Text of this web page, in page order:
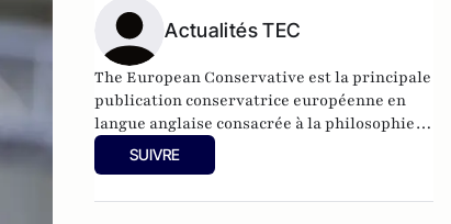
Actualités TEC
The European Conservative est la principale
publication conservatrice européenne en
langue anglaise consacrée à la philosophie, à
la politique, à l'art et aux affaires
contemporaines.
SUIVRE